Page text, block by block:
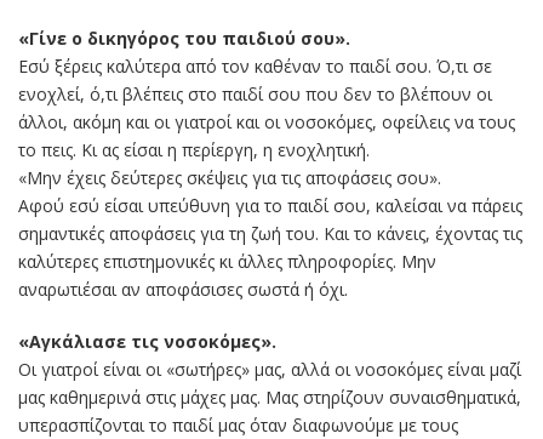
«Γίνε ο δικηγόρος του παιδιού σου».
Εσύ ξέρεις καλύτερα από τον καθέναν το παιδί σου. Ό,τι σε
ενοχλεί, ό,τι βλέπεις στο παιδί σου που δεν το βλέπουν οι
άλλοι, ακόμη και οι γιατροί και οι νοσοκόμες, οφείλεις να τους
το πεις. Κι ας είσαι η περίεργη, η ενοχλητική.
«Μην έχεις δεύτερες σκέψεις για τις αποφάσεις σου».
Αφού εσύ είσαι υπεύθυνη για το παιδί σου, καλείσαι να πάρεις
σημαντικές αποφάσεις για τη ζωή του. Και το κάνεις, έχοντας τις
καλύτερες επιστημονικές κι άλλες πληροφορίες. Μην
αναρωτιέσαι αν αποφάσισες σωστά ή όχι.
«Αγκάλιασε τις νοσοκόμες».
Οι γιατροί είναι οι «σωτήρες» μας, αλλά οι νοσοκόμες είναι μαζί
μας καθημερινά στις μάχες μας. Μας στηρίζουν συναισθηματικά,
υπερασπίζονται το παιδί μας όταν διαφωνούμε με τους